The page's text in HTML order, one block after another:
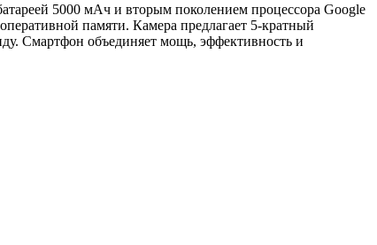
5000 мАч и вторым поколением процессора Google
памяти. Камера предлагает 5-кратный
Смартфон объединяет мощь, эффективность и